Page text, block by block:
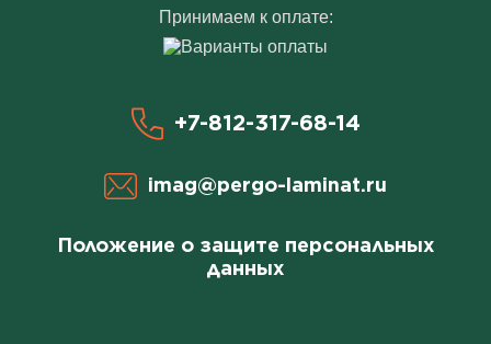
Принимаем к оплате:
+7-812-317-68-14
imag@pergo-laminat.ru
Положение о защите персональных
данных